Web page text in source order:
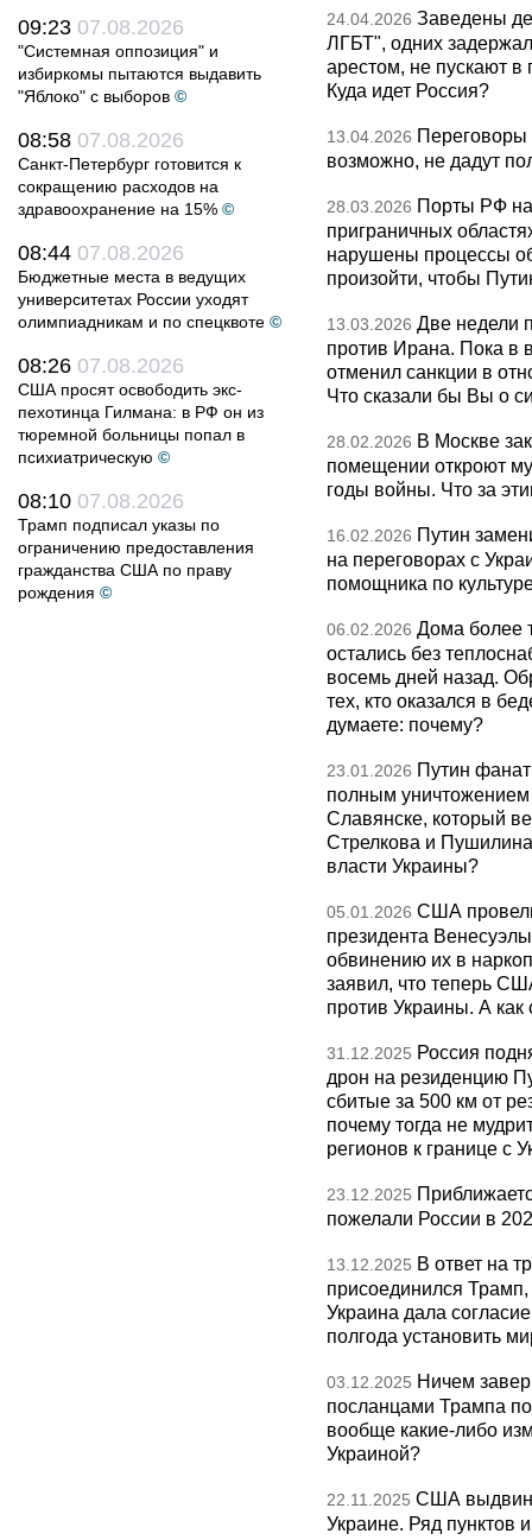
09:23 07.08.2026
"Системная оппозиция" и
избиркомы пытаются выдавить
"Яблоко" с выборов ©
08:58 07.08.2026
Санкт-Петербург готовится к
сокращению расходов на
здравоохранение на 15% ©
08:44 07.08.2026
Бюджетные места в ведущих
университетах России уходят
олимпиадникам и по спецквоте ©
08:26 07.08.2026
США просят освободить экс-
пехотинца Гилмана: в РФ он из
тюремной больницы попал в
психиатрическую ©
08:10 07.08.2026
Трамп подписал указы по
ограничению предоставления
гражданства США по праву
рождения ©
24.04.2026 Заведены
ЛГБТ", одних
арестом, не пускают
Куда идет Россия?
13.04.2026
возможно, не дадут
28.03.2026 Порты РФ
приграничных
нарушены процессы
произойти, чтобы
13.03.2026 Две недели
против Ирана. Пока в
отменил санкции в
Что сказали бы Вы о
28.02.2026 В Москве
помещении откроют
годы войны. Что за
16.02.2026 Путин
на переговорах с
помощника по
06.02.2026 Дома более
остались без
восемь дней назад.
тех, кто оказался в
думаете: почему?
23.01.2026 Путин
полным уничтожением
Славянске, который
Стрелкова и Пушилина
власти Украины?
05.01.2026 США
президента
обвинению их в
заявил, что теперь
против Украины. А как
31.12.2025 Россия
дрон на резиденцию
сбитые за 500 км от
почему тогда не
регионов к границе с
23.12.2025
пожелали России в
13.12.2025 В ответ на
присоединился
Украина дала
полгода установить
03.12.2025 Ничем
посланцами Трампа
вообще какие-либо
Украиной?
22.11.2025 США
Украине. Ряд пунктов